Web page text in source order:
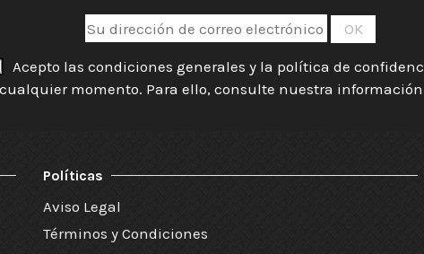
Acepto las condiciones generales y la política de
momento. Para ello, consulte nuestra
Políticas
Aviso Legal
Términos y Condiciones